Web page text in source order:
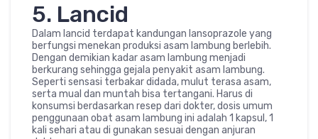
5. Lancid
Dalam lancid terdapat kandungan lansoprazole yang
berfungsi menekan produksi asam lambung berlebih.
Dengan demikian kadar asam lambung menjadi
berkurang sehingga gejala penyakit asam lambung.
Seperti sensasi terbakar didada, mulut terasa asam,
serta mual dan muntah bisa tertangani. Harus di
konsumsi berdasarkan resep dari dokter, dosis umum
penggunaan obat asam lambung ini adalah 1 kapsul, 1
kali sehari atau di gunakan sesuai dengan anjuran